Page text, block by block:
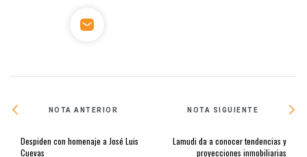
NOTA ANTERIOR
Despiden con homenaje a José Luis
Cuevas
NOTA SIGUIENTE
Lamudi da a conocer tendencias y
proyecciones inmobiliarias